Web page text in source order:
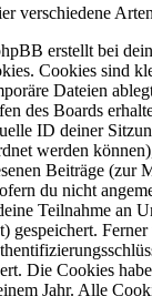
verschiedene
erstellt bei
Cookies sind
Dateien
des Boards
ID deiner
werden
Beiträge (zur
du nicht
Teilnahme an
gespeichert.
Die Cookies
Jahr. Alle